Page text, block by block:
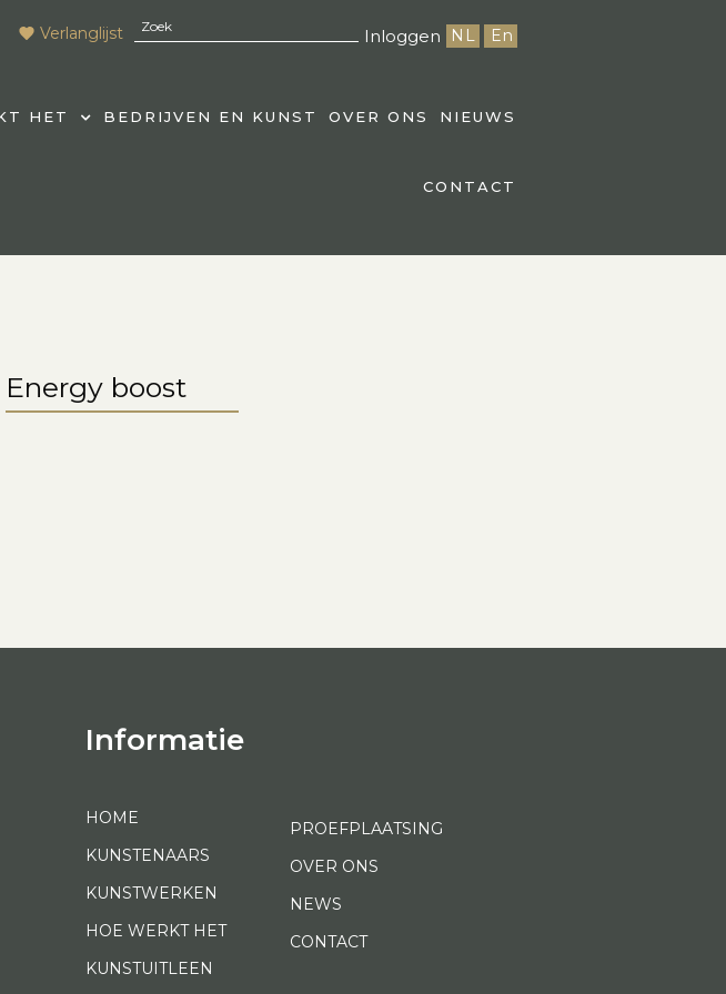
Verlanglijst Inloggen NL En
HET BEDRIJVEN EN KUNST OVER ONS NIEUWS
CONTACT
Energy boost
Informatie
HOME
KUNSTENAARS
KUNSTWERKEN
HOE WERKT HET
KUNSTUITLEEN
PROEFPLAATSING
OVER ONS
NEWS
CONTACT